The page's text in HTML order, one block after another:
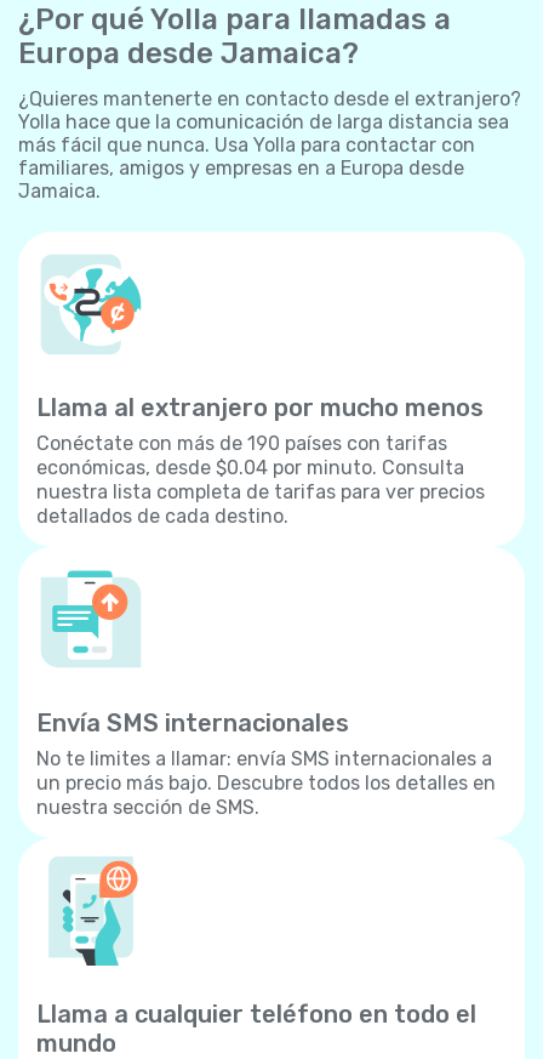
¿Por qué Yolla para llamadas a
Europa desde Jamaica?
¿Quieres mantenerte en contacto desde el extranjero?
Yolla hace que la comunicación de larga distancia sea
más fácil que nunca. Usa Yolla para contactar con
familiares, amigos y empresas en a Europa desde
Jamaica.
Llama al extranjero por mucho menos
Conéctate con más de 190 países con tarifas
económicas, desde $0.04 por minuto. Consulta
nuestra lista completa de tarifas para ver precios
detallados de cada destino.
Envía SMS internacionales
No te limites a llamar: envía SMS internacionales a
un precio más bajo. Descubre todos los detalles en
nuestra sección de SMS.
Llama a cualquier teléfono en todo el
mundo